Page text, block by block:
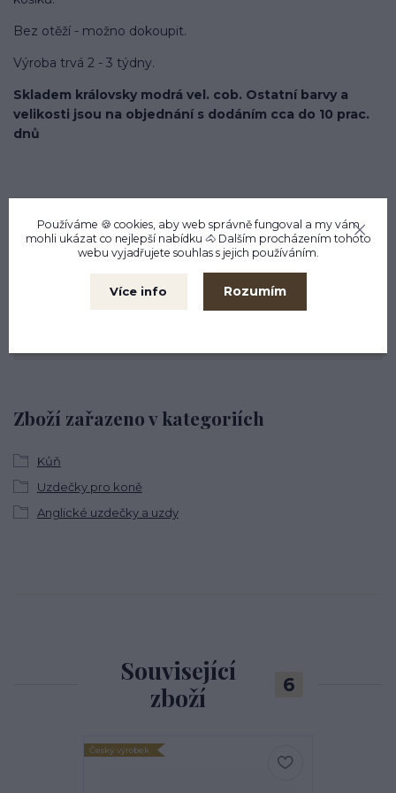
Bez otěží - možno dokoupit.
Výroba trvá 2 - 3 týdny.
Skladem královsky modrá vel. cob. Ostatní barvy a
velikosti jsou na objednání s dodáním cca do 10 prac.
dnů
Zboží zařazeno v kategoriích
Kůň
Uzdečky pro koně
Anglické uzdečky a uzdy
Chcete se na něco zeptat?
Anna Kohútová
+420737880039
Související
zboží
6
Český výrobek
Používáme 🍪 cookies, aby web správně fungoval a my vám
mohli ukázat co nejlepší nabídku 🐴 Dalším procházením tohoto
webu vyjadřujete souhlas s jejich používáním.
Více info Rozumím